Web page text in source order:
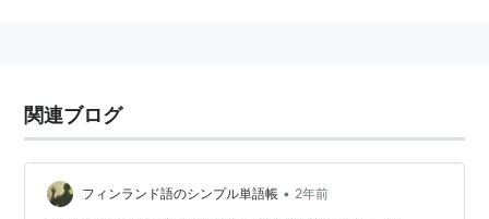
関連ブログ
フィンランド語のシンプル単語帳 • 2年前